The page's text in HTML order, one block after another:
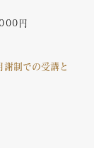
円
制での受講と